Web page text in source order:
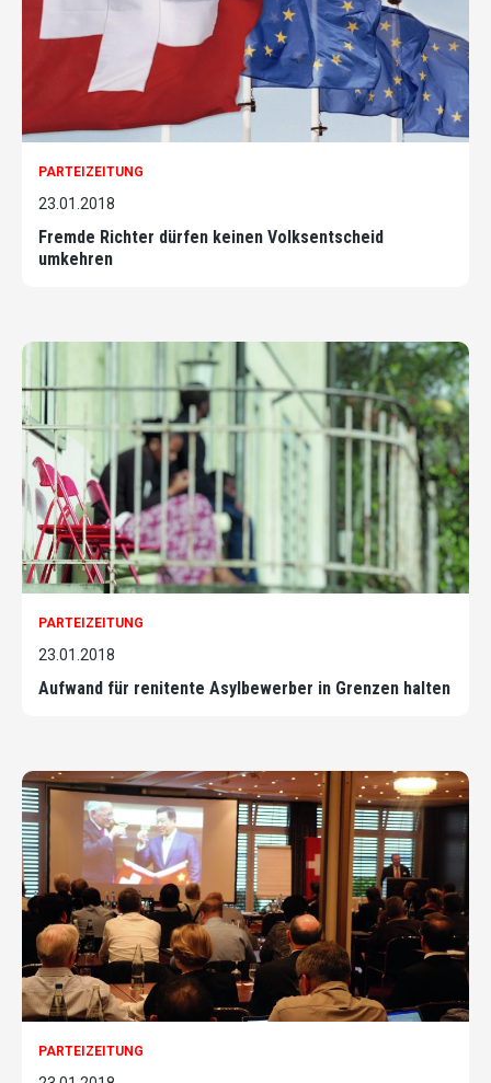
PARTEIZEITUNG
23.01.2018
Fremde Richter dürfen keinen Volksentscheid
umkehren
PARTEIZEITUNG
23.01.2018
Aufwand für renitente Asylbewerber in Grenzen halten
PARTEIZEITUNG